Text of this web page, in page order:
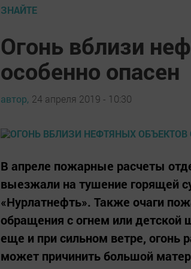
ЗНАЙТЕ
Огонь вблизи
особенно опасен
автор, 24 апреля 2019 - 10:30
В апреле пожарные расчеты
выезжали на тушение горящей
«Нурлатнефть». Также очаги
обращения с огнем или детской
еще и при сильном ветре, огонь
может причинить большой